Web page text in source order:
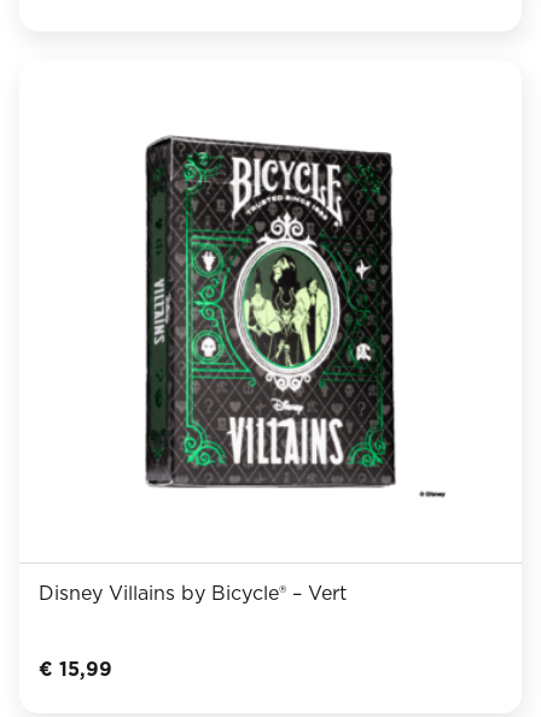
Disney Villains by Bicycle® – Vert
€ 15,99